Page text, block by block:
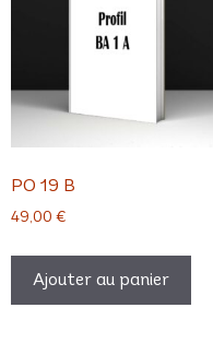
PO 19 B
49,00 €
Ajouter au panier